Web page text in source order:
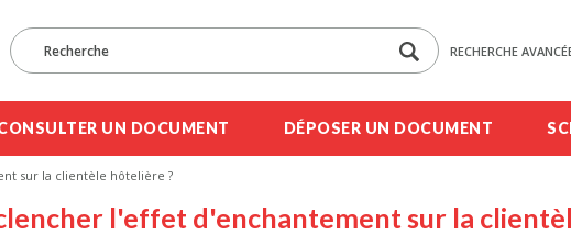
RECHERCHE
UN DOCUMENT DÉPOSER UN DOCUMENT
sur la clientèle hôtelière ?
l'effet d'enchantement sur la